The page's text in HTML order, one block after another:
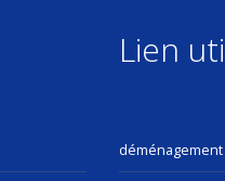
Lien
déménagement